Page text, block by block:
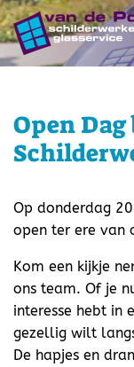
overslaan
Open Dag
Op donderdag
open ter ere van
Kom een kijkje
ons team. Of je
interesse hebt in
gezellig wilt
De hapjes en